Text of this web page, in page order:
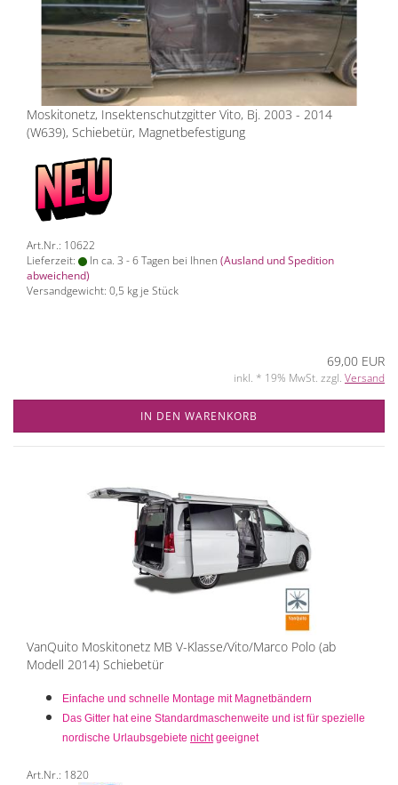
Moskitonetz, Insektenschutzgitter Vito, Bj. 2003 - 2014
(W639), Schiebetür, Magnetbefestigung
Art.Nr.: 10622
Lieferzeit:
In ca. 3 - 6 Tagen bei Ihnen (Ausland und Spedition
abweichend)
Versandgewicht: 0,5 kg je Stück
69,00 EUR
inkl. * 19% MwSt. zzgl. Versand
IN DEN WARENKORB
VanQuito Moskitonetz MB V-Klasse/Vito/Marco Polo (ab
Modell 2014) Schiebetür
Einfache und schnelle Montage mit Magnetbändern
Das Gitter hat eine Standardmaschenweite und ist für spezielle
nordische Urlaubsgebiete nichtgeeignet
Art.Nr.: 1820